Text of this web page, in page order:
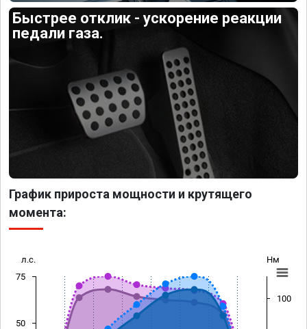
Быстрее отклик - ускорение реакции
педали газа.
График прироста мощности и крутящего
момента:
л.с. Нм
50
75
100